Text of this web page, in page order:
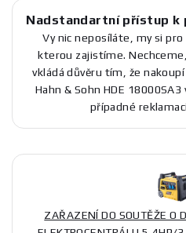
Nadstandartní přístup k
Vy nic neposíláte, my si pro
kterou zajistíme.
vkládá důvěru tím, že
Hahn & Sohn HDE
případné
ZAŘAZENÍ DO SOUTĚŽE O